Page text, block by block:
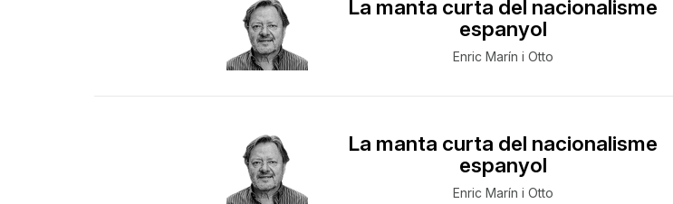
La manta curta del nacionalisme
espanyol
Enric Marín i Otto
La manta curta del nacionalisme
espanyol
Enric Marín i Otto